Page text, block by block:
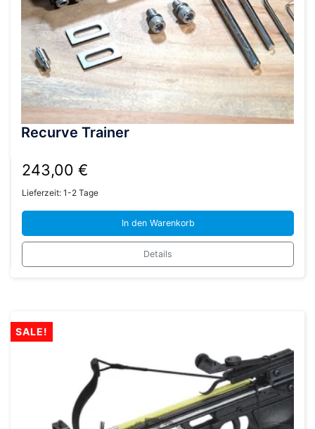
Recurve Trainer
243,00 €
Lieferzeit: 1-2 Tage
In den Warenkorb
Details
SALE!